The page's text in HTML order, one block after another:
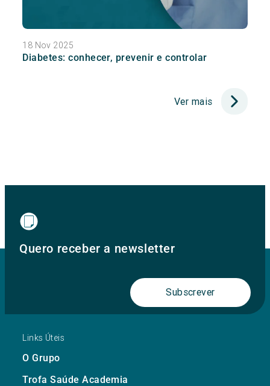
18 Nov 2025
Diabetes: conhecer, prevenir e controlar
Ver mais
Quero receber a newsletter
Subscrever
Links Úteis
O Grupo
Trofa Saúde Academia